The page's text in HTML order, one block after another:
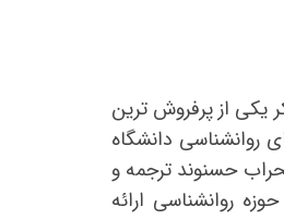
یکی از پرفروش ترین
روانشناسی دانشگاه
حسنوند ترجمه و
روانشناسی ارائه